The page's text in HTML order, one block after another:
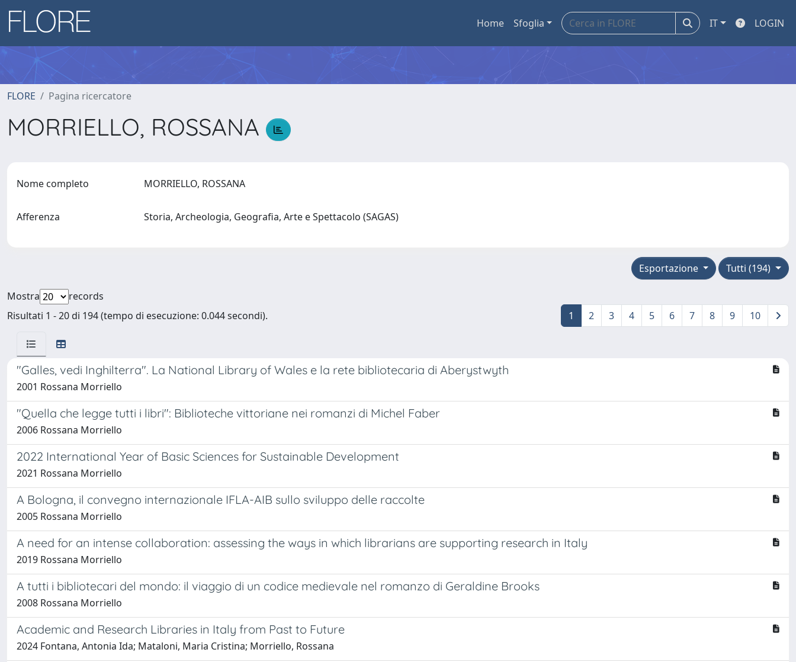
Home Sfoglia IT LOGIN
FLORE Pagina ricercatore
MORRIELLO, ROSSANA
Nome completo MORRIELLO, ROSSANA
Afferenza Storia, Archeologia, Geografia, Arte e Spettacolo (SAGAS)
Tutti (194)
Esportazione
Mostra
records
Risultati 1 - 20 di 194 (tempo di esecuzione: 0.044 secondi).
1 2 3 4 5 6 7 8 9 10
"Galles, vedi Inghilterra". La National Library of Wales e la rete bibliotecaria di Aberystwyth
2001 Rossana Morriello
"Quella che legge tutti i libri": Biblioteche vittoriane nei romanzi di Michel Faber
2006 Rossana Morriello
2022 International Year of Basic Sciences for Sustainable Development
2021 Rossana Morriello
A Bologna, il convegno internazionale IFLA-AIB sullo sviluppo delle raccolte
2005 Rossana Morriello
A need for an intense collaboration: assessing the ways in which librarians are supporting research in Italy
2019 Rossana Morriello
A tutti i bibliotecari del mondo: il viaggio di un codice medievale nel romanzo di Geraldine Brooks
2008 Rossana Morriello
Academic and Research Libraries in Italy from Past to Future
2024 Fontana, Antonia Ida; Mataloni, Maria Cristina; Morriello, Rossana